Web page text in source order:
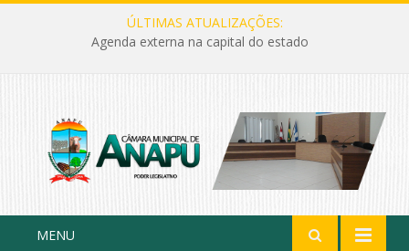
ÚLTIMAS ATUALIZAÇÕES:
Agenda externa na capital do estado
MENU